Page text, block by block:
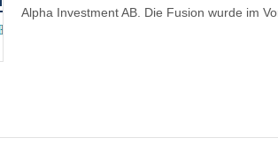
Alpha Investment AB. Die Fusion wurde im